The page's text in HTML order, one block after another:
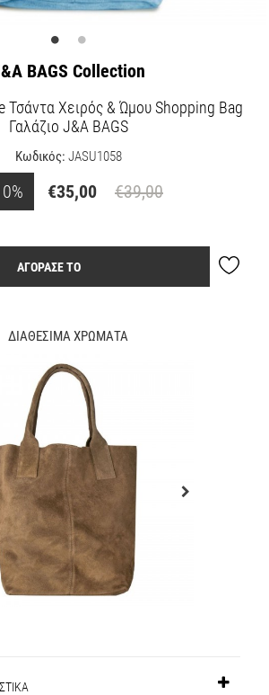
BAGS Collection
Τσάντα Χειρός & Ώμου Shopping Bag
Γαλάζιο J&A BAGS
Κωδικός: JASU1058
€35,00 €39,00
ΑΓΟΡΑΣΕ ΤΟ
ΔΙΑΘΕΣΙΜΑ ΧΡΩΜΑΤΑ